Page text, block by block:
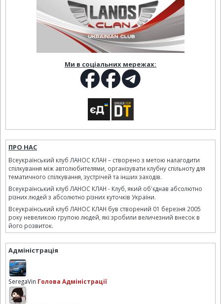
Ми в соціальних мережах:
ПРО НАС
Всеукраїнський клуб ЛАНОС КЛАН – створено з метою налагодити
спілкування між автолюбителями, організувати клубну спільноту для
тематичного спілкування, зустрічей та інших заходів.
Всеукраїнський клуб ЛАНОС КЛАН - Клуб, який об'єднав абсолютно
різних людей з абсолютно різних куточків України.
Всеукраїнський клуб ЛАНОС КЛАН був створений 01 березня 2005
року невеликою групою людей, які зробили величезний внесок в
його розвиток.
Адміністрація
SeregaVin Голова Адміністрації